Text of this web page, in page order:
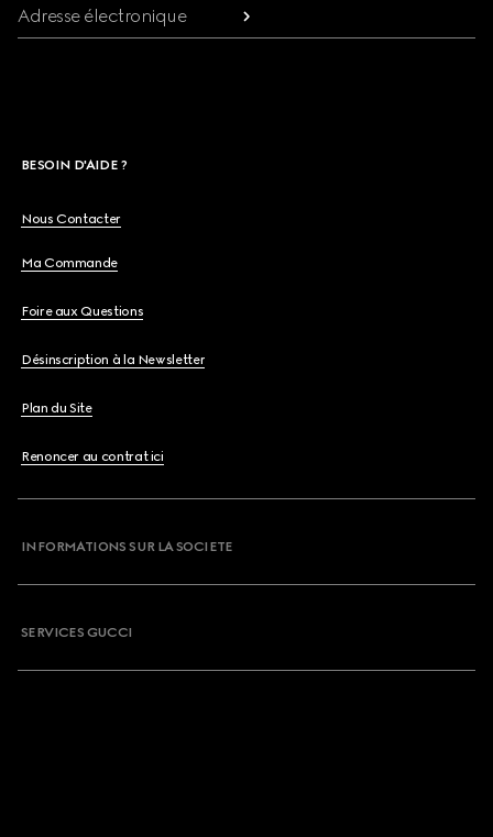
Adresse électronique
BESOIN D'AIDE ?
Nous Contacter
Ma Commande
Foire aux Questions
Désinscription à la Newsletter
Plan du Site
Renoncer au contrat ici
INFORMATIONS SUR LA SOCIETE
SERVICES GUCCI